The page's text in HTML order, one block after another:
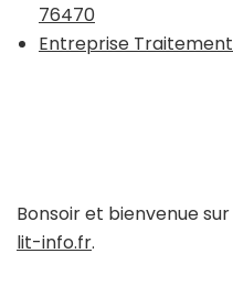
76470
Entreprise Traitement
Bonsoir et bienvenue sur
lit-info.fr.